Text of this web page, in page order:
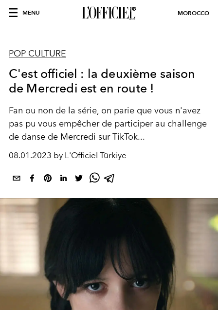
MENU MOROCCO
POP CULTURE
C'est officiel : la deuxième saison
de Mercredi est en route !
Fan ou non de la série, on parie que vous n'avez
pas pu vous empêcher de participer au challenge
de danse de Mercredi sur TikTok...
08.01.2023 by L'Officiel Türkiye